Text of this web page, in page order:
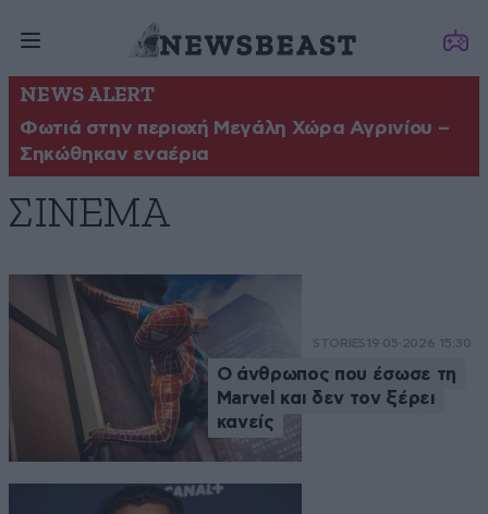
NEWS ALERT
Φωτιά στην περιοχή Μεγάλη Χώρα Αγρινίου –
Σηκώθηκαν εναέρια
ΣΙΝΕΜΑ
STORIES 19·05·2026 15:30
Ο άνθρωπος που έσωσε τη
Marvel και δεν τον ξέρει
κανείς